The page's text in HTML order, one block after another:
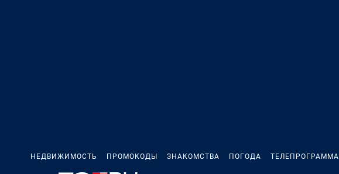
НЕДВИЖИМОСТЬ ПРОМОКОДЫ ЗНАКОМСТВА ПОГОДА ТЕЛЕПРОГРАММА